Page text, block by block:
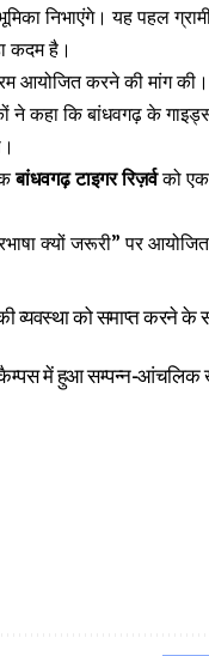
निभाएंगे। यह पहल
कदम है।
आयोजित करने की मांग
ने कहा कि बांधवगढ़ के
बांधवगढ़ टाइगर रिज़र्वको
क्यों जरूरी” पर आयोजित
व्यवस्था को समाप्त करने
कैम्पस में हुआ सम्पन्न-आंचलिक